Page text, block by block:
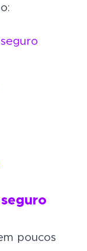
poucos